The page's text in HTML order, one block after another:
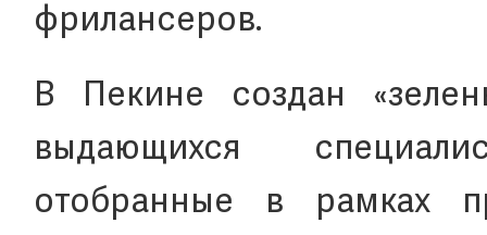
фрилансеров.
В Пекине создан
выдающихся
отобранные в рамках